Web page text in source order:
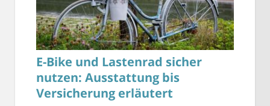
E-Bike und Lastenrad sicher
nutzen: Ausstattung bis
Versicherung erläutert